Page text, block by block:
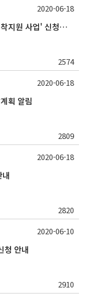
2020-2학기 '글로벌 초우수 인재 정착지원 사업' 신청서 접수 안내
2574
2020-06-18
획 알림
2809
2020-06-18
2820
2020-06-18
청 안내
2910
2020-06-10